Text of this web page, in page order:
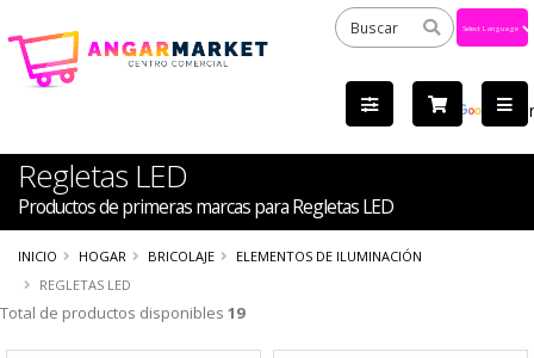
by
Regletas LED
Productos de primeras marcas para Regletas LED
INICIO HOGAR BRICOLAJE
ELEMENTOS DE ILUMINACIÓN
REGLETAS LED
Total de productos disponibles 19